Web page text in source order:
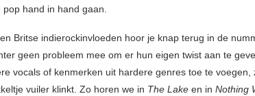
hand in hand gaan.
Britse indierockinvloeden hoor je knap terug in de
geen probleem mee om er hun eigen twist aan te
vocals of kenmerken uit hardere genres toe te voegen,
vuiler klinkt. Zo horen we in The Lake en in Nothing